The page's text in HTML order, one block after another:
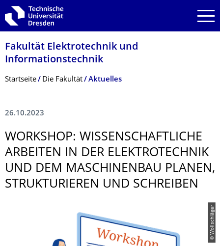
Zur Hauptnavigation springen
Zur Suche springen
Zum Inhalt springen
Fakultät Elektrotechnik und
Informationstech­nik
Breadcrumb-Menü
Startseite Die Fakultät Aktuelles
26.10.2023
WORKSHOP: WISSENSCHAFTLI­CHE
ARBEITEN IN DER ELEKTROTECHNIK
UND DEM MASCHINENBAU PLANEN,
STRUKTURIEREN UND SCHREIBEN
© Wollschläger